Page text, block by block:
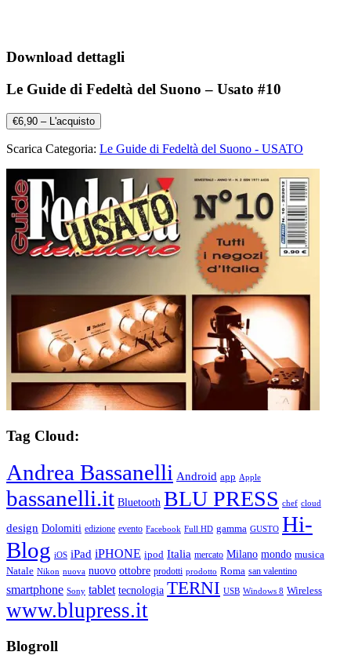
Download dettagli
Le Guide di Fedeltà del Suono – Usato #10
€6,90 – L'acquisto
Scarica Categoria: Le Guide di Fedeltà del Suono - USATO
Tag Cloud:
Andrea Bassanelli Android app Apple
bassanelli.it Bluetooth BLU PRESS chef cloud
design Dolomiti edizione evento Facebook Full HD gamma GUSTO Hi-
Blog iOS iPad iPHONE ipod Italia mercato Milano mondo musica
Natale Nikon nuova nuovo ottobre prodotti prodotto Roma san valentino
smartphone Sony tablet tecnologia TERNI USB Windows 8 Wireless
www.blupress.it
Blogroll